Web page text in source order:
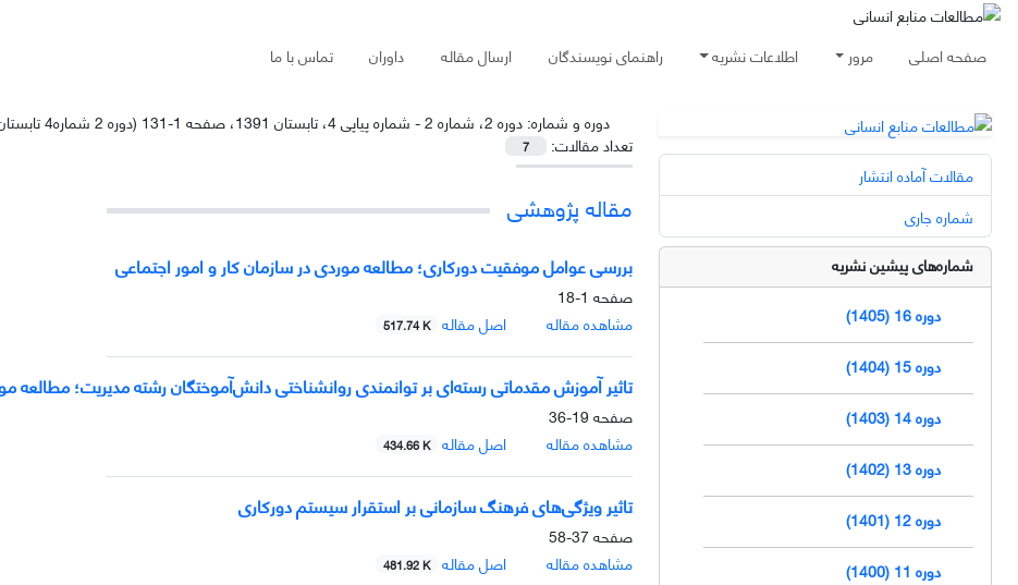
صفحه اصلی مرور اطلاعات نشریه راهنمای نویسندگان ارسال مقاله داوران تماس با ما
دوره و شماره:دوره 2، شماره 2 - شماره پیاپی 4، تابستان 1391، صفحه 1-131 (دوره 2 شماره4 تابستان 1391)
تعداد مقالات:
7
مقاله پژوهشی
بررسی عوامل موفقیت دورکاری؛ مطالعه موردی در سازمان کار و امور اجتماعی
صفحه 1-18
مشاهده مقاله
اصل مقاله 517.74 K
تاثیر آموزش مقدماتی رسته‌ای بر توانمندی روانشناختی دانش‌آموختگان رشته مدیریت؛ مطالعه
صفحه19-36
مشاهده مقاله
اصل مقاله 434.66 K
تاثیر ویژگی‌های فرهنگ سازمانی بر استقرار سیستم دورکاری
صفحه37-58
مشاهده مقاله
اصل مقاله 481.92 K
مقالات آماده انتشار
شماره جاری
شماره‌های پیشین نشریه
دوره 16 (1405)
دوره 15 (1404)
دوره 14 (1403)
دوره 13 (1402)
دوره 12 (1401)
دوره 11 (1400)